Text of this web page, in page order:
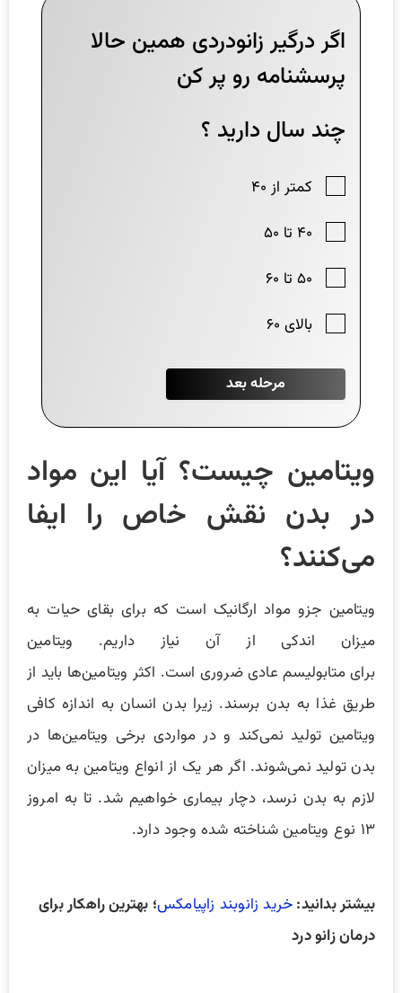
ویتامین چیست؟ آیا این مواد
در بدن نقش خاص را ایفا
می‌کنند؟
ویتامین جزو مواد ارگانیک است که برای بقای حیات به
میزان اندکی از آن نیاز داریم. ویتامین
برای متابولیسم عادی ضروری است. اکثر ویتامین‌ها باید از
طریق غذا به بدن برسند. زیرا بدن انسان به اندازه کافی
ویتامین تولید نمی‌کند و در مواردی برخی ویتامین‌ها در
بدن تولید نمی‌شوند. اگر هر یک از انواع ویتامین به میزان
لازم به بدن نرسد، دچار بیماری خواهیم شد. تا به امروز
۱۳ نوع ویتامین شناخته شده وجود دارد.
بیشتر بدانید:خرید زانوبند زاپیامکس؛ بهترین راهکار برای
درمان زانو درد